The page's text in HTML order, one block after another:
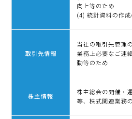
向上等のため
(4) 統計資料の作成
取引先情報
当社の取引先管理
業務上必要なご連
動等のため
株主情報
株主総会の開催・
等、株式関連業務